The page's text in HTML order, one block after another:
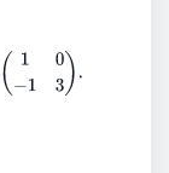
−1 3)